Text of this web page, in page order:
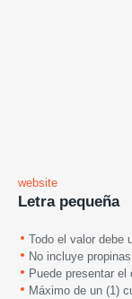
website
Letra pequeña
Todo el valor debe
No incluye propinas.
Puede presentar el
Máximo de un (1)